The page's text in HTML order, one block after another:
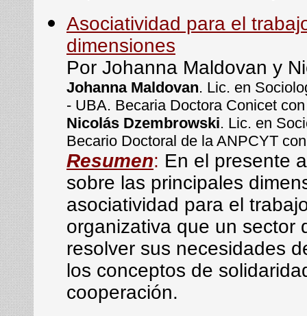
Asociatividad para el
dimensiones
Por Johanna Maldovan y
Johanna Maldovan. Lic. en
- UBA. Becaria Doctora Conicet
Nicolás Dzembrowski. Lic. en
Becario Doctoral de la ANPCYT
Resumen: En el presente
sobre las principales
asociatividad para el
organizativa que un sector
resolver sus necesidades
los conceptos de
cooperación.